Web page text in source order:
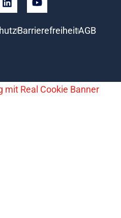
BarrierefreiheitAGB
mit Real Cookie Banner